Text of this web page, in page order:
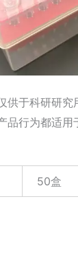
供于科研研究
品行为都适用
50盒